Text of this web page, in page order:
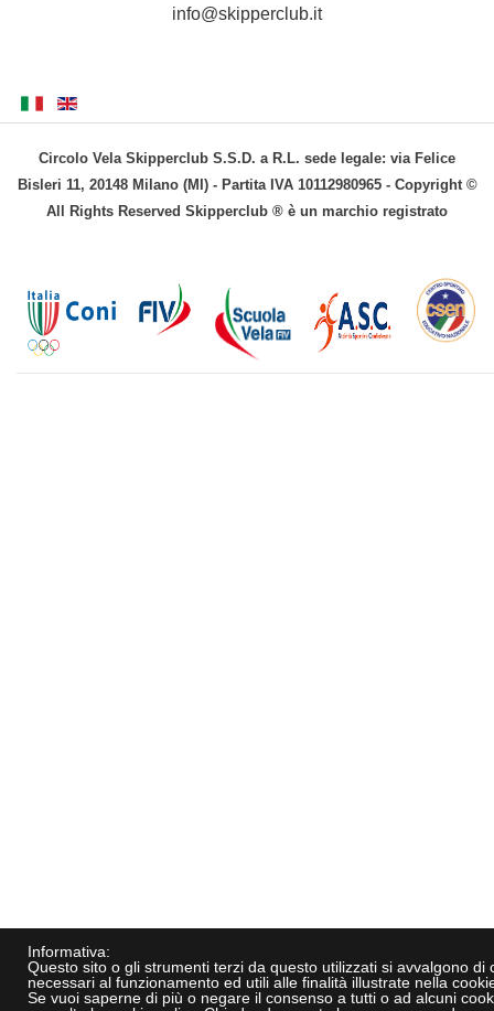
Informativa:
Questo sito o gli strumenti terzi da questo utilizzati si avvalgono di
necessari al funzionamento ed utili alle finalità illustrate nella
Se vuoi saperne di più o negare il consenso a tutti o ad alcuni
info@skipperclub.it
Circolo Vela Skipperclub S.S.D. a R.L. sede legale: via Felice
Bisleri 11, 20148 Milano (MI) - Partita IVA 10112980965 - Copyright ©
All Rights Reserved Skipperclub ® è un marchio registrato